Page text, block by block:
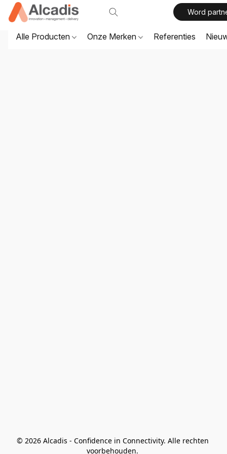
Word
Alle Producten Onze Merken Referenties
© 2026 Alcadis - Confidence in Connectivity. Alle rechten
voorbehouden.